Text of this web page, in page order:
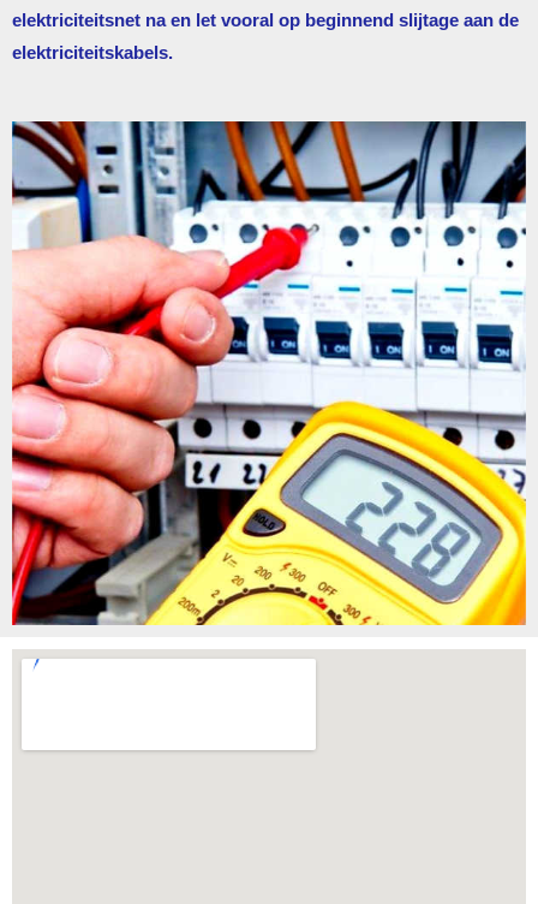
elektriciteitsnet na en let vooral op beginnend slijtage aan de
elektriciteitskabels.